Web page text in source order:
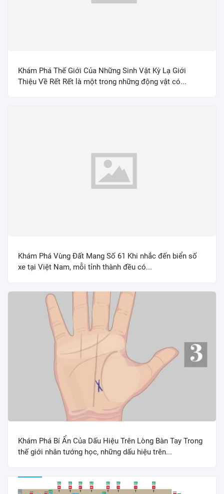
Khám Phá Thế Giới Của Những Sinh Vật Kỳ Lạ Giới
Thiệu Về Rết Rết là một trong những động vật có...
Khám Phá Vùng Đất Mang Số 61 Khi nhắc đến biển số
xe tại Việt Nam, mỗi tỉnh thành đều có...
Khám Phá Bí Ẩn Của Dấu Hiệu Trên Lòng Bàn Tay Trong
thế giới nhân tướng học, những dấu hiệu trên...